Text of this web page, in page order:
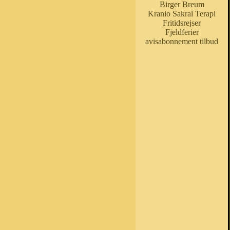
Birger Breum
Kranio Sakral Terapi
Fritidsrejser
Fjeldferier
avisabonnement tilbud